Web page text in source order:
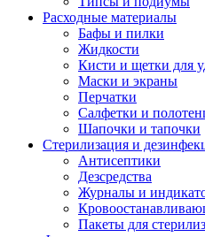
Расходные материалы
Бафы и пилки
Жидкости
Кисти и щетки для
Маски и экраны
Перчатки
Салфетки и
Шапочки и тапочки
Стерилизация и
Антисептики
Дезсредства
Журналы и
Пакеты для